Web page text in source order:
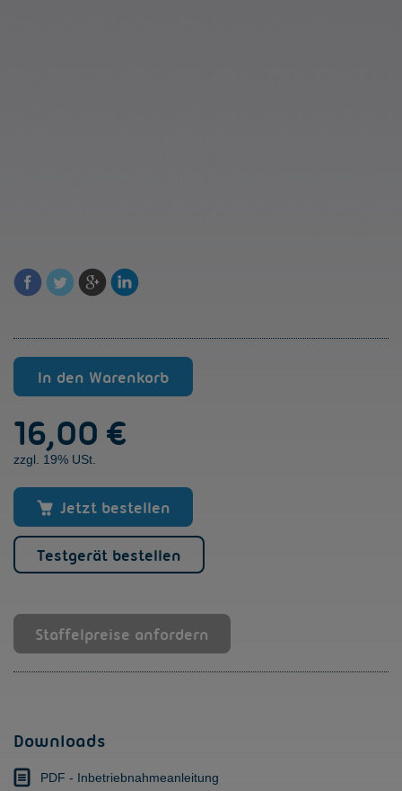
RJ45-
Kabel
Menge
In den Warenkorb
16,00€
zzgl. 19% USt.
Jetzt bestellen
Testgerät bestellen
Staffelpreise anfordern
Downloads
PDF - Inbetriebnahmeanleitung